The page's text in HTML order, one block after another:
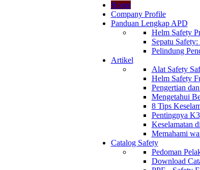
Home
Company Profile
Panduan Lengkap APD
Helm Safety
Sepatu
Pelindung
Artikel
Alat Safety
Helm Safety
Pengertian
Mengetahui
8 Tips
Pentingnya K3
Keselamatan
Memahami
Catalog Safety
Pedoman
Download